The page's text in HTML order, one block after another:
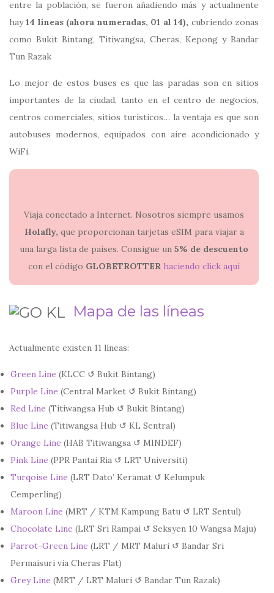
entre la población, se fueron añadiendo más y actualmente
hay14 líneas (ahora numeradas, 01 al 14), cubriendo zonas
como Bukit Bintang, Titiwangsa, Cheras, Kepong y Bandar
Tun Razak
Lo mejor de estos buses es que las paradas son en sitios
importantes de la ciudad, tanto en el centro de negocios,
centros comerciales, sitios turísticos… la ventaja es que son
autobuses modernos, equipados con aire acondicionado y
WiFi.
Viaja conectado a Internet. Nosotros siempre usamos
Holafly, que proporcionan tarjetas eSIM para viajar a
una larga lista de países. Consigue un 5% de descuento
con el código GLOBETROTTER haciendo click aquí
Mapa de las líneas
Actualmente existen 11 líneas:
Green Line (KLCC ↺ Bukit Bintang)
Purple Line (Central Market ↺ Bukit Bintang)
Red Line (Titiwangsa Hub ↺ Bukit Bintang)
Blue Line (Titiwangsa Hub ↺ KL Sentral)
Orange Line (HAB Titiwangsa ↺ MINDEF)
Pink Line (PPR Pantai Ria ↺ LRT Universiti)
Turqoise Line (LRT Dato’ Keramat ↺ Kelumpuk
Cemperling)
Maroon Line (MRT / KTM Kampung Batu ↺ LRT Sentul)
Chocolate Line (LRT Sri Rampai ↺ Seksyen 10 Wangsa Maju)
Parrot-Green Line (LRT / MRT Maluri ↺ Bandar Sri
Permaisuri via Cheras Flat)
Grey Line (MRT / LRT Maluri ↺ Bandar Tun Razak)